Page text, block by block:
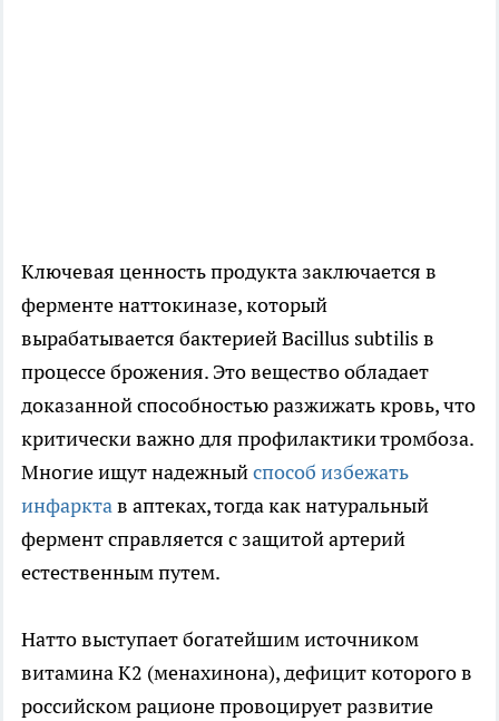
Ключевая ценность продукта заключается в
ферменте наттокиназе, который
вырабатывается бактерией Bacillus subtilis в
процессе брожения. Это вещество обладает
доказанной способностью разжижать кровь, что
критически важно для профилактики тромбоза.
Многие ищут надежныйспособ избежать
инфарктав аптеках, тогда как натуральный
фермент справляется с защитой артерий
естественным путем.
Натто выступает богатейшим источником
витамина K2 (менахинона), дефицит которого в
российском рационе провоцирует развитие